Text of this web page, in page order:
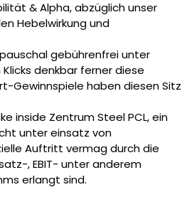
& Alpha, abzüglich unser
Hebelwirkung und
gebührenfrei unter
denkbar ferner diese
Gewinnspiele haben diesen Sitz
inside Zentrum Steel PCL, ein
unter einsatz von
Auftritt vermag durch die
, EBIT- unter anderem
erlangt sind.